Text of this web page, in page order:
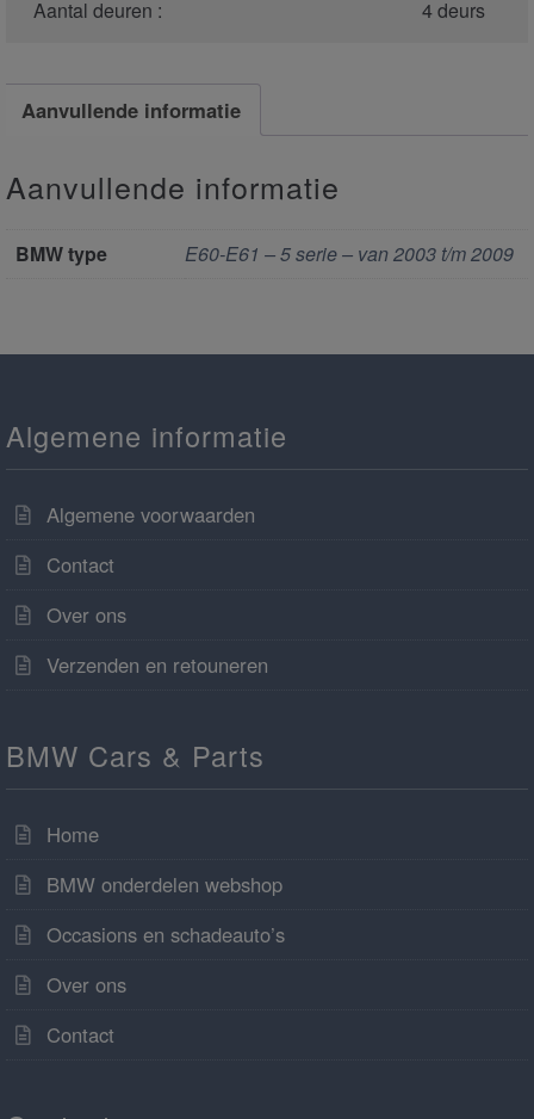
Aantal deuren : 4 deurs
Aanvullende informatie
Aanvullende informatie
BMW type E60-E61 – 5 serie – van 2003 t/m 2009
Algemene informatie
Algemene voorwaarden
Contact
Over ons
Verzenden en retouneren
BMW Cars & Parts
Home
BMW onderdelen webshop
Occasions en schadeauto’s
Over ons
Contact